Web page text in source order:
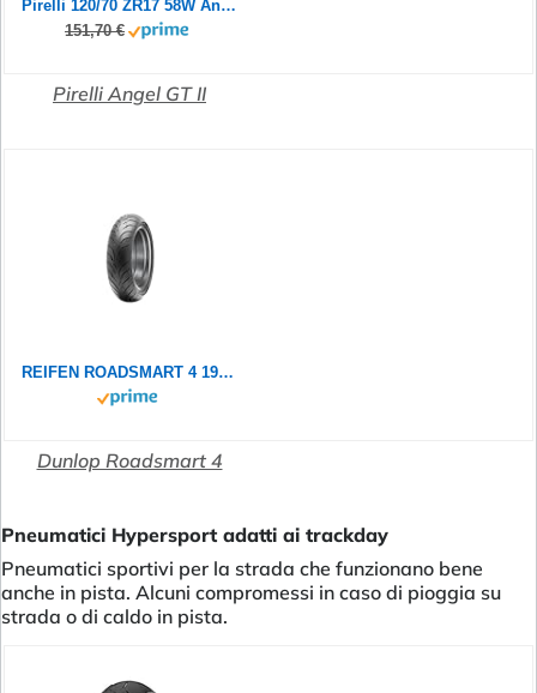
Pirelli 120/70 ZR17 58W Angel GT II (A)
151,70 €
Pirelli Angel GT II
REIFEN ROADSMART 4 190/50 R17 73W DUNLOP
Dunlop Roadsmart 4
Pneumatici Hypersport adatti ai trackday
Pneumatici sportivi per la strada che funzionano bene
anche in pista. Alcuni compromessi in caso di pioggia su
strada o di caldo in pista.